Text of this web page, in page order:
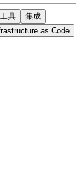
具
集成
as Code